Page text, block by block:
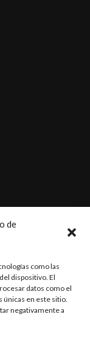
de
como las
dispositivo. El
datos como el
únicas en este sitio.
negativamente a